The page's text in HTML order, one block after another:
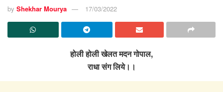
by Shekhar Mourya 17/03/2022
होली होली खेलत मदन गोपाल,
राधा संग लिये।।